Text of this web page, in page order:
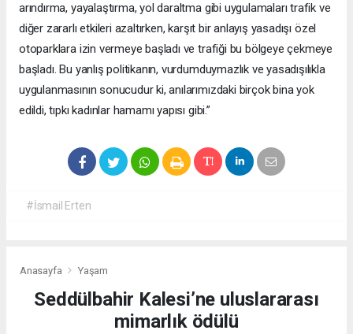
arındırma, yayalaştırma, yol daraltma gibi uygulamaları trafik ve
diğer zararlı etkileri azaltırken, karşıt bir anlayış yasadışı özel
otoparklara izin vermeye başladı ve trafiği bu bölgeye çekmeye
başladı. Bu yanlış politikanın, vurdumduymazlık ve yasadışılıkla
uygulanmasının sonucudur ki, anılarımızdaki birçok bina yok
edildi, tıpkı kadınlar hamamı yapısı gibi.”
#İsmail Erten
Anasayfa Yaşam
Seddülbahir Kalesi’ne uluslararası
mimarlık ödülü